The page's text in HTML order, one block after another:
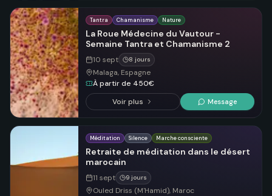
Tantra Chamanisme Nature
La Roue Médecine du Vautour -
Semaine Tantra et Chamanisme 2
10 sept 8 jours
Malaga, Espagne
À partir de 450€
Voir plus
Message
Méditation Silence Marche consciente
Retraite de méditation dans le désert
marocain
11 sept 9 jours
Ouled Driss (M'Hamid), Maroc